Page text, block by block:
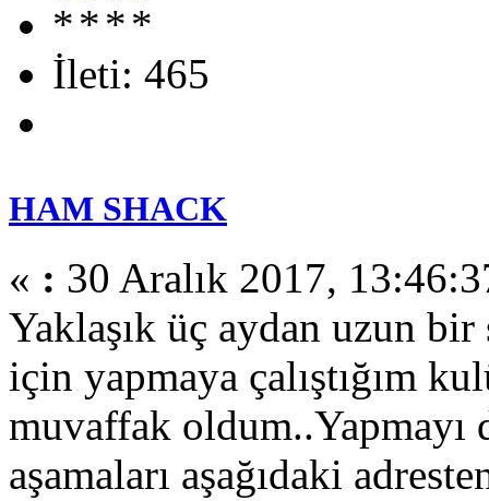
İleti: 465
HAM SHACK
« : 30 Aralık 2017,
Yaklaşık üç aydan uzun
için yapmaya çalıştığım
muvaffak oldum..Yapmayı
aşamaları aşağıdaki